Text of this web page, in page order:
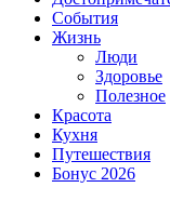
События
Жизнь
Люди
Здоровье
Полезное
Красота
Кухня
Путешествия
Бонус 2026